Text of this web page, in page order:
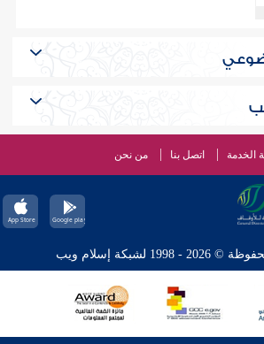
الخدمة اتصل بنا من نحن
لشبكة إسلام ويب